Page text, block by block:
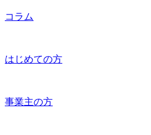
コラム
はじめての方
事業主の方